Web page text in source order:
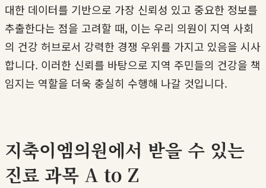
대한 데이터를 기반으로 가장 신뢰성 있고 중요한 정보를
추출한다는 점을 고려할 때, 이는 우리 의원이 지역 사회
의 건강 허브로서 강력한 경쟁 우위를 가지고 있음을 시사
합니다. 이러한 신뢰를 바탕으로 지역 주민들의 건강을 책
임지는 역할을 더욱 충실히 수행해 나갈 것입니다.
지축이엠의원에서 받을 수 있는
진료 과목 A to Z